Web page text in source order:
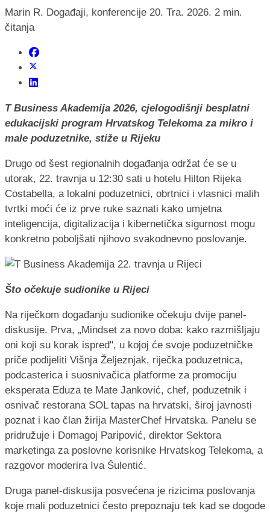
Marin R. Događaji, konferencije 20. Tra. 2026. 2 min.
čitanja
T Business Akademija 2026, cjelogodišnji besplatni
edukacijski program Hrvatskog Telekoma za mikro i
male poduzetnike, stiže u Rijeku
Drugo od šest regionalnih događanja održat će se u
utorak, 22. travnja u 12:30 sati u hotelu Hilton Rijeka
Costabella, a lokalni poduzetnici, obrtnici i vlasnici malih
tvrtki moći će iz prve ruke saznati kako umjetna
inteligencija, digitalizacija i kibernetička sigurnost mogu
konkretno poboljšati njihovo svakodnevno poslovanje.
Što očekuje sudionike u Rijeci
Na riječkom događanju sudionike očekuju dvije panel-
diskusije. Prva, „Mindset za novo doba: kako razmišljaju
oni koji su korak ispred", u kojoj će svoje poduzetničke
priče podijeliti Višnja Željeznjak, riječka poduzetnica,
podcasterica i suosnivačica platforme za promociju
eksperata Eduza te Mate Janković, chef, poduzetnik i
osnivač restorana SOL tapas na hrvatski, široj javnosti
poznat i kao član žirija MasterChef Hrvatska. Panelu se
pridružuje i Domagoj Paripović, direktor Sektora
marketinga za poslovne korisnike Hrvatskog Telekoma, a
razgovor moderira Iva Šulentić.
Druga panel-diskusija posvećena je rizicima poslovanja
koje mali poduzetnici često prepoznaju tek kad se dogode